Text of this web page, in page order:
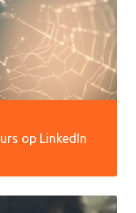
op LinkedIn